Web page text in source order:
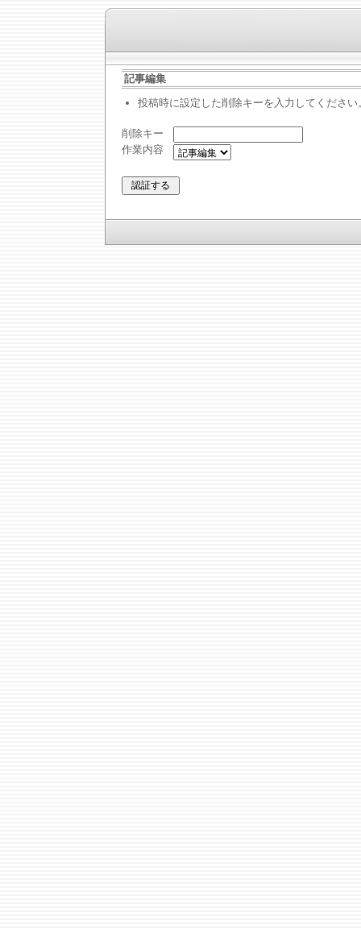
記事編集
投稿時に設定した削除キーを入力してください
削除キー
作業内容